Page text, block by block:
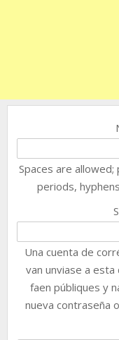
Spaces are
periods,
Una cuenta de
van unviase a
faen públiques y
nueva contraseña